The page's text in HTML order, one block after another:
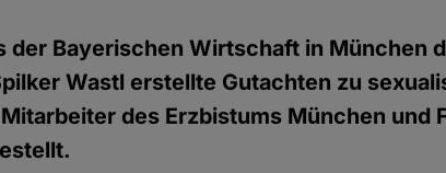
der Bayerischen Wirtschaft in München
Wastl erstellte Gutachten zu
des Erzbistums München und